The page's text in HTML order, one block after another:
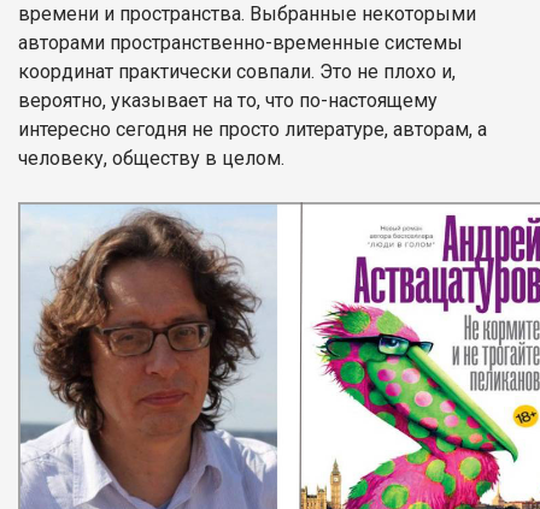
времени и пространства. Выбранные некоторыми
авторами пространственно-временные системы
координат практически совпали. Это не плохо и,
вероятно, указывает на то, что по-настоящему
интересно сегодня не просто литературе, авторам, а
человеку, обществу в целом.